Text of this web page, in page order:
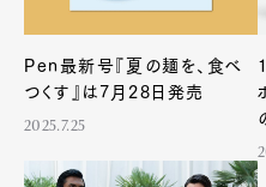
Pen最新号『夏の麺を、食べ
つくす』は7月28日発売
2025.7.25